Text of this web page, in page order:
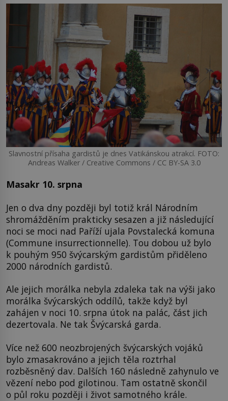
Slavnostní přísaha gardistů je dnes Vatikánskou atrakcí. FOTO:
Andreas Walker / Creative Commons / CC BY-SA 3.0
Masakr 10. srpna
Jen o dva dny později byl totiž král Národním
shromážděním prakticky sesazen a již následující
noci se moci nad Paříží ujala Povstalecká komuna
(Commune insurrectionnelle). Tou dobou už bylo
k pouhým 950 švýcarským gardistům přiděleno
2000 národních gardistů.
Ale jejich morálka nebyla zdaleka tak na výši jako
morálka švýcarských oddílů, takže když byl
zahájen v noci 10. srpna útok na palác, část jich
dezertovala. Ne tak Švýcarská garda.
Více než 600 neozbrojených švýcarských vojáků
bylo zmasakrováno a jejich těla roztrhal
rozběsněný dav. Dalších 160 následně zahynulo ve
vězení nebo pod gilotinou. Tam ostatně skončil
o půl roku později i život samotného krále.